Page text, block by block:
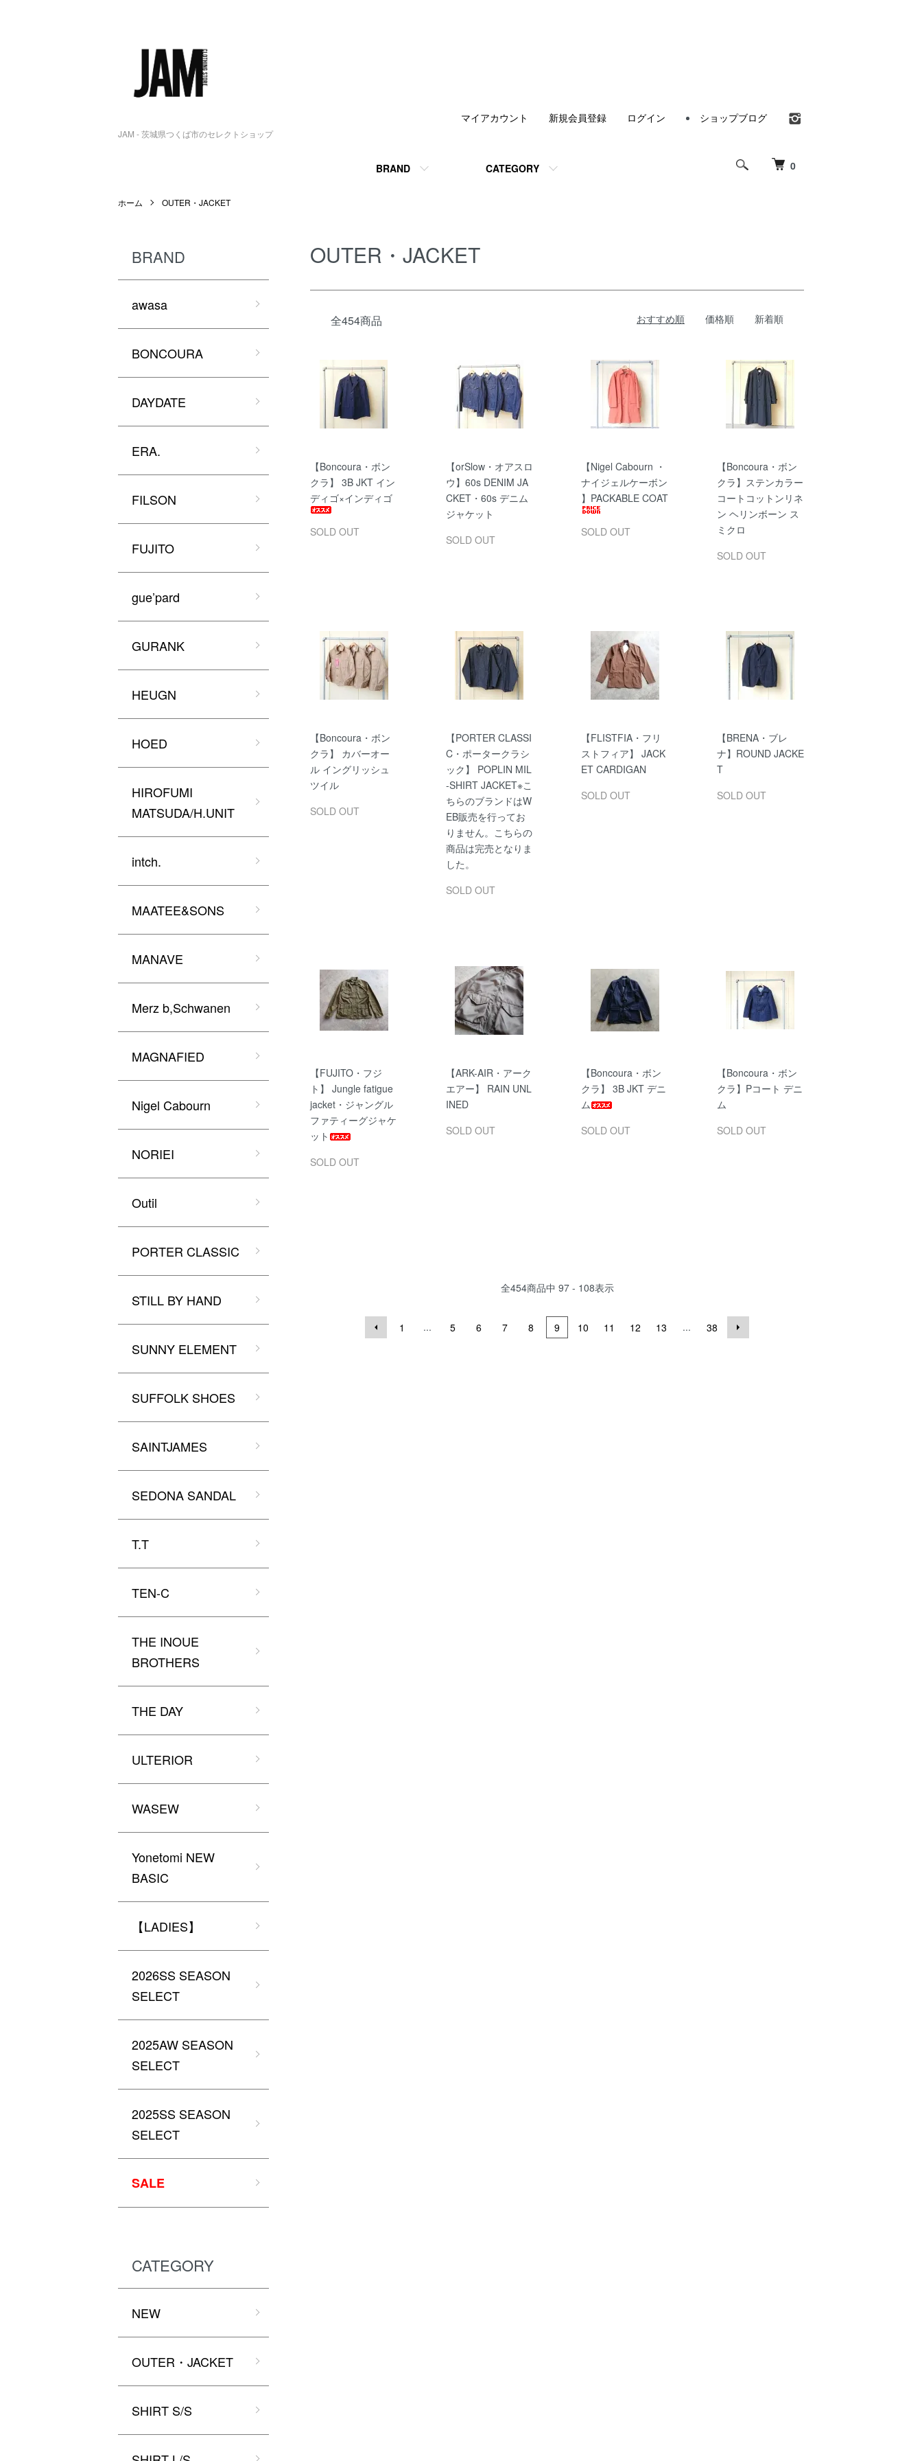
JAM - 茨城県つくば市のセレクトショップ
0
BRAND CATEGORY
マイアカウント 新規会員登録 ログイン ショップブログ
ホーム OUTER・JACKET
OUTER・JACKET
全454商品 おすすめ順 価格順 新着順
【Boncoura・ボン
クラ】 3B JKT イン
ディゴ×インディゴ
SOLD OUT
【orSlow・オアスロ
ウ】60s DENIM JA
CKET・60s デニム
ジャケット
SOLD OUT
【Nigel Cabourn ・
ナイジェルケーボン
】PACKABLE COAT
SOLD OUT
【Boncoura・ボン
クラ】ステンカラー
コートコットンリネ
ン ヘリンボーン ス
ミクロ
SOLD OUT
【Boncoura・ボン
クラ】 カバーオー
ル イングリッシュ
ツイル
SOLD OUT
【PORTER CLASSI
C・ポータークラシ
ック】 POPLIN MIL
-SHIRT JACKET※こ
ちらのブランドはW
EB販売を行ってお
りません。こちらの
商品は完売となりま
した。
SOLD OUT
【FLISTFIA・フリ
ストフィア】 JACK
ET CARDIGAN
SOLD OUT
【BRENA・ブレ
ナ】ROUND JACKE
T
SOLD OUT
【FUJITO・フジ
ト】 Jungle fatigue
jacket・ジャングル
ファティーグジャケ
ット
SOLD OUT
【ARK-AIR・アーク
エアー】 RAIN UNL
INED
SOLD OUT
【Boncoura・ボン
クラ】 3B JKT デニ
ム
SOLD OUT
【Boncoura・ボン
クラ】Pコート デニ
ム
SOLD OUT
全454商品中 97 - 108表示
1 ... 5 6 7 8 9 10 11 12 13 ... 38
BRAND
awasa
BONCOURA
DAYDATE
ERA.
FILSON
FUJITO
gue’pard
GURANK
HEUGN
HOED
HIROFUMI
MATSUDA/H.UNIT
intch.
MAATEE&SONS
MANAVE
Merz b,Schwanen
MAGNAFIED
Nigel Cabourn
NORIEI
Outil
PORTER CLASSIC
STILL BY HAND
SUNNY ELEMENT
SUFFOLK SHOES
SAINTJAMES
SEDONA SANDAL
T.T
TEN-C
THE INOUE
BROTHERS
THE DAY
ULTERIOR
WASEW
Yonetomi NEW
BASIC
【LADIES】
2026SS SEASON
SELECT
2025AW SEASON
SELECT
2025SS SEASON
SELECT
SALE
CATEGORY
NEW
OUTER・JACKET
SHIRT S/S